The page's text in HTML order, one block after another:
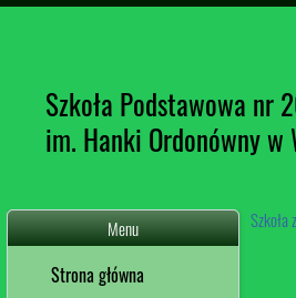
Szkoła Podstawowa nr
im. Hanki Ordonówny w
Menu
Strona główna
Szkoła